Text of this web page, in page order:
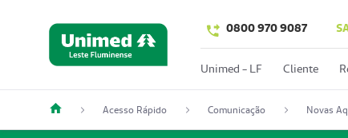
0800 970 9087
Unimed - LF Cliente
Acesso Rápido Comunicação Novas